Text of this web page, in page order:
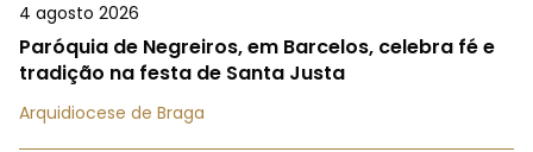
4 agosto 2026
Paróquia de Negreiros, em Barcelos, celebra fé e
tradição na festa de Santa Justa
Arquidiocese de Braga